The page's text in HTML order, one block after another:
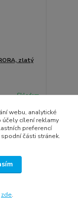
zlatý
Skladem
webu, analytické
účely cílení reklamy
preferencí
části stránek.
zde.